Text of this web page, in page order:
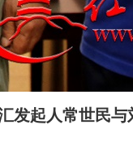
发起人常世民与